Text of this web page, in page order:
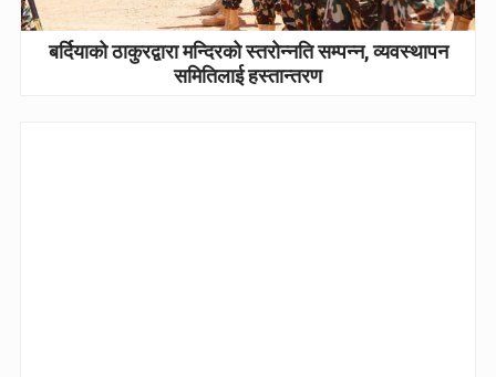
बर्दियाको ठाकुरद्वारा मन्दिरको स्तरोन्नति सम्पन्न, व्यवस्थापन
समितिलाई हस्तान्तरण